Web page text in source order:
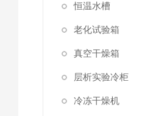
恒温水槽
老化试验箱
真空干燥箱
层析实验冷柜
冷冻干燥机